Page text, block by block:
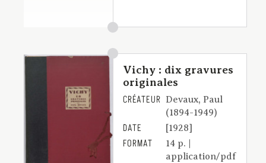
Vichy : dix gravures
originales
CRÉATEUR Devaux, Paul
(1894-1949)
DATE [1928]
FORMAT
14 p. |
application/pdf